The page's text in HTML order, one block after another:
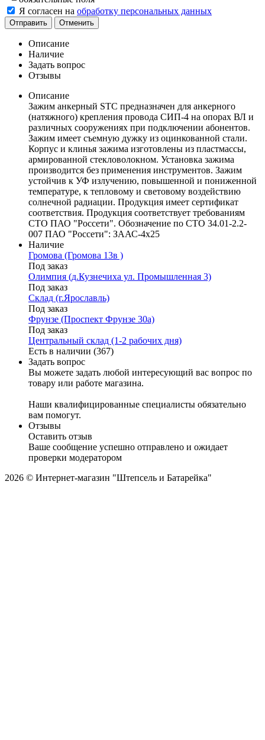
Я согласен на обработку персональных данных
Отправить Отменить
Описание
Наличие
Задать вопрос
Отзывы
Описание
Зажим анкерный STC предназначен для анкерного
(натяжного) крепления провода СИП-4 на опорах ВЛ и
различных сооружениях при подключении абонентов.
Зажим имеет съемную дужку из оцинкованной стали.
Корпус и клинья зажима изготовлены из пластмассы,
армированной стекловолокном. Установка зажима
производится без применения инструментов. Зажим
устойчив к УФ излучению, повышенной и пониженной
температуре, к тепловому и световому воздействию
солнечной радиации. Продукция имеет сертификат
соответствия. Продукция соответствует требованиям
СТО ПАО "Россети". Обозначение по СТО 34.01-2.2-
007 ПАО "Россети": ЗААС-4х25
Наличие
Громова (Громова 13в )
Под заказ
Олимпия (д.Кузнечиха ул. Промышленная 3)
Под заказ
Склад (г.Ярославль)
Под заказ
Фрунзе (Проспект Фрунзе 30а)
Под заказ
Центральный склад (1-2 рабочих дня)
Есть в наличии (367)
Задать вопрос
Вы можете задать любой интересующий вас вопрос по
товару или работе магазина.
Наши квалифицированные специалисты обязательно
вам помогут.
Отзывы
Оставить отзыв
Ваше сообщение успешно отправлено и ожидает
проверки модератором
2026 © Интернет-магазин "Штепсель и Батарейка"